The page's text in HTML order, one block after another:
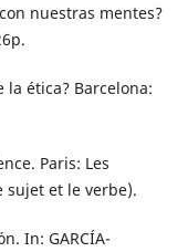
nuestras mentes?
la ética? Barcelona:
Paris: Les
sujet et le verbe).
In: GARCÍA-